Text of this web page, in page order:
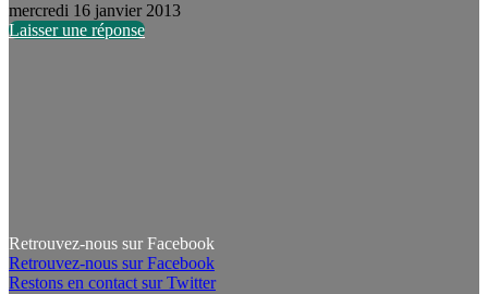
mercredi 16 janvier 2013
Laisser une réponse
Retrouvez-nous sur Facebook
Retrouvez-nous sur Facebook
Restons en contact sur Twitter